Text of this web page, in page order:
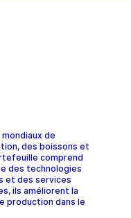
de
des boissons et
comprend
des technologies
et des services
ils améliorent la
production dans le